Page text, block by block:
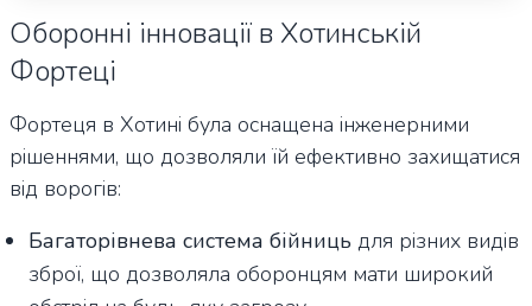
Оборонні інновації в Хотинській
Фортеці
Фортеця в Хотині була оснащена інженерними
рішеннями, що дозволяли їй ефективно захищатися
від ворогів:
Багаторівнева система бійниць для різних видів
зброї, що дозволяла оборонцям мати широкий